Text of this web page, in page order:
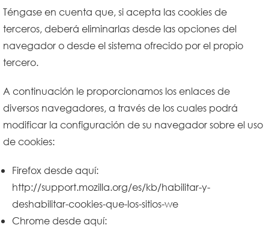
Téngase en cuenta que, si acepta las cookies de
terceros, deberá eliminarlas desde las opciones del
navegador o desde el sistema ofrecido por el propio
tercero.
A continuación le proporcionamos los enlaces de
diversos navegadores, a través de los cuales podrá
modificar la configuración de su navegador sobre el uso
de cookies:
Firefox desde aquí:
http://support.mozilla.org/es/kb/habilitar-y-
deshabilitar-cookies-que-los-sitios-we
Chrome desde aquí: